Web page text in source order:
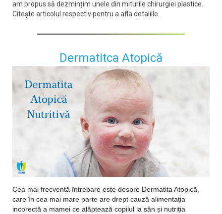
am propus să dezmințim unele din miturile chirurgiei plastice.
Citește articolul respectiv pentru a afla detaliile.
Dermatitca Atopică
Cea mai frecventă întrebare este despre Dermatita Atopică,
care în cea mai mare parte are drept cauză alimentația
incorectă a mamei ce alăptează copilul la sân și nutriția